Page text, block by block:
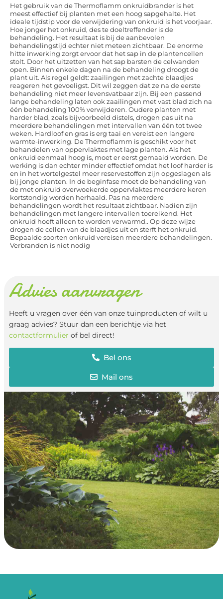
Het gebruik van de Thermoflamm onkruidbrander is het
meest effectief bij planten met een hoog sapgehalte. Het
ideale tijdstip voor de verwijdering van onkruid is het voorjaar.
Hoe jonger het onkruid, des te doeltreffender is de
behandeling. Het resultaat is bij de aanbevolen
behandelingstijd echter niet meteen zichtbaar. De enorme
hitte inwerking zorgt ervoor dat het sap in de plantencellen
stolt. Door het uitzetten van het sap barsten de celwanden
open. Binnen enkele dagen na de behandeling droogt de
plant uit. Als regel geldt: zaailingen met zachte blaadjes
reageren het gevoeligst. Dit wil zeggen dat ze na de eerste
behandeling niet meer levensvatbaar zijn. Bij een passend
lange behandeling laten ook zaailingen met vast blad zich na
één behandeling 100% verwijderen. Oudere planten met
harder blad, zoals bijvoorbeeld distels, drogen pas uit na
meerdere behandelingen met intervallen van één tot twee
weken. Hardloof en gras is erg taai en vereist een langere
warmte-inwerking. De Thermoflamm is geschikt voor het
behandelen van oppervlaktes met lage planten. Als het
onkruid eenmaal hoog is, moet er eerst gemaaid worden. De
werking is dan echter minder effectief omdat het loof harder is
en in het wortelgestel meer reservestoffen zijn opgeslagen als
bij jonge planten. In de beginfase moet de behandeling van
de met onkruid overwoekerde oppervlaktes meerdere keren
kortstondig worden herhaald. Pas na meerdere
behandelingen wordt het resultaat zichtbaar. Nadien zijn
behandelingen met langere intervallen toereikend. Het
onkruid hoeft alleen te worden verwarmd.. Op deze wijze
drogen de cellen van de blaadjes uit en sterft het onkruid.
Bepaalde soorten onkruid vereisen meerdere behandelingen.
Verbranden is niet nodig
Advies aanvragen
Heeft u vragen over één van onze tuinproducten of wilt u
graag advies? Stuur dan een berichtje via het
contactformulier of bel direct!
Bel ons
Mail ons